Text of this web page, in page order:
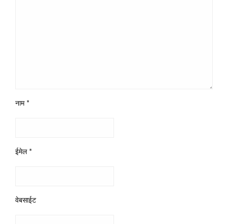
नाम *
ईमेल *
वेबसाईट